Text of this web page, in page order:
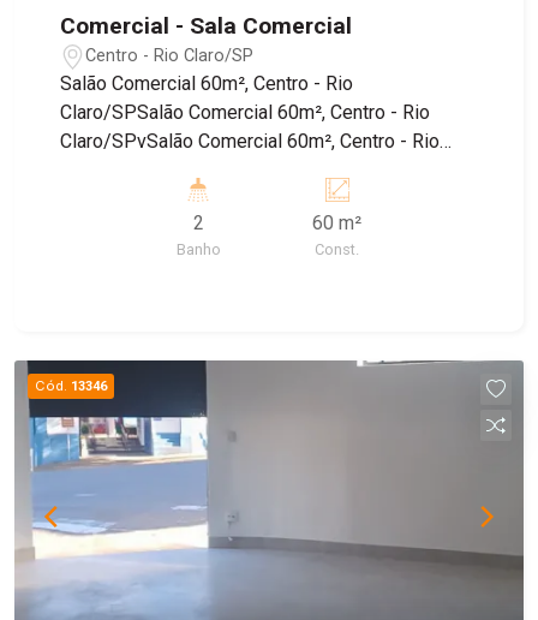
Comercial - Sala Comercial
Centro - Rio Claro/SP
Salão Comercial 60m², Centro - Rio
Claro/SPSalão Comercial 60m², Centro - Rio
Claro/SPvSalão Comercial 60m², Centro - Rio
2
Banho
60 m²
Const.
Cód. 13346